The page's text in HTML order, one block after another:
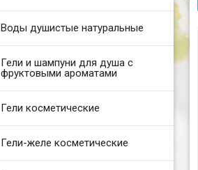
Воды душистые натуральные
Гели и шампуни для душа с
фруктовыми ароматами
Гели косметические
Гели-желе косметические